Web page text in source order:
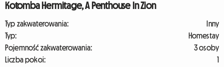
Kotomba Hermitage, A Penthouse In Zion
Typ zakwaterowania:
Inny
Typ:
Homestay
Pojemność zakwaterowania:
3 osoby
Liczba pokoi:
1